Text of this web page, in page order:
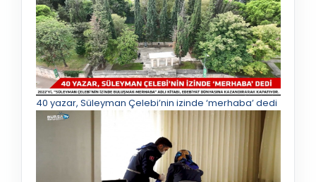
40 yazar, Süleyman Çelebi’nin izinde ‘merhaba’ dedi